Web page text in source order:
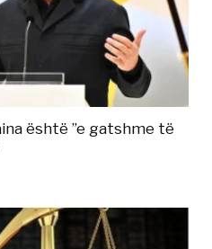
është ”e gatshme të